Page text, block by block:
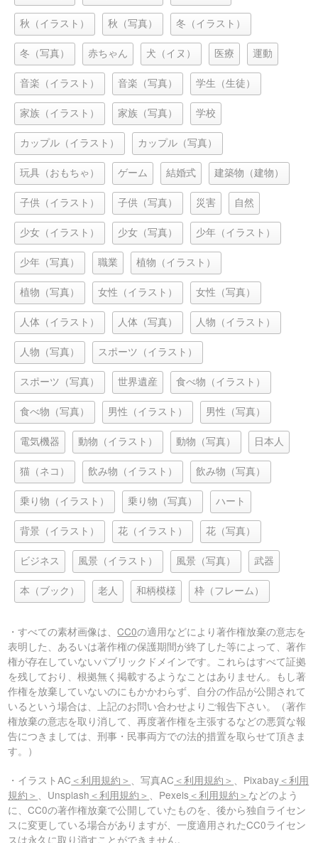
秋（イラスト） 秋（写真） 冬（イラスト）
冬（写真） 赤ちゃん 犬（イヌ） 医療 運動
音楽（イラスト） 音楽（写真） 学生（生徒）
家族（イラスト） 家族（写真） 学校
カップル（イラスト） カップル（写真）
玩具（おもちゃ） ゲーム 結婚式 建築物（建物）
子供（イラスト） 子供（写真） 災害 自然
少女（イラスト） 少女（写真） 少年（イラスト）
少年（写真） 職業 植物（イラスト）
植物（写真） 女性（イラスト） 女性（写真）
人体（イラスト） 人体（写真） 人物（イラスト）
人物（写真） スポーツ（イラスト）
スポーツ（写真） 世界遺産 食べ物（イラスト）
食べ物（写真） 男性（イラスト） 男性（写真）
電気機器 動物（イラスト） 動物（写真） 日本人
猫（ネコ） 飲み物（イラスト） 飲み物（写真）
乗り物（イラスト） 乗り物（写真） ハート
背景（イラスト） 花（イラスト） 花（写真）
ビジネス 風景（イラスト） 風景（写真） 武器
本（ブック） 老人 和柄模様 枠（フレーム）
・すべての素材画像は、CC0の適用などにより著作権放棄の意志を
表明した、あるいは著作権の保護期間が終了した等によって、著作
権が存在していないパブリックドメインです。これらはすべて証拠
を残しており、根拠無く掲載するようなことはありません。もし著
作権を放棄していないのにもかかわらず、自分の作品が公開されて
いるという場合は、上記のお問い合わせよりご報告下さい。（著作
権放棄の意志を取り消して、再度著作権を主張するなどの悪質な報
告につきましては、刑事・民事両方での法的措置を取らせて頂きま
す。）
・イラストAC ＜利用規約＞ 、写真AC ＜利用規約＞ 、Pixabay ＜利用
規約＞
、Unsplash ＜利用規約＞ 、Pexels ＜利用規約＞ などのよう
に、CC0の著作権放棄で公開していたものを、後から独自ライセン
スに変更している場合がありますが、一度適用されたCC0ライセン
スは永久に取り消すことができません。